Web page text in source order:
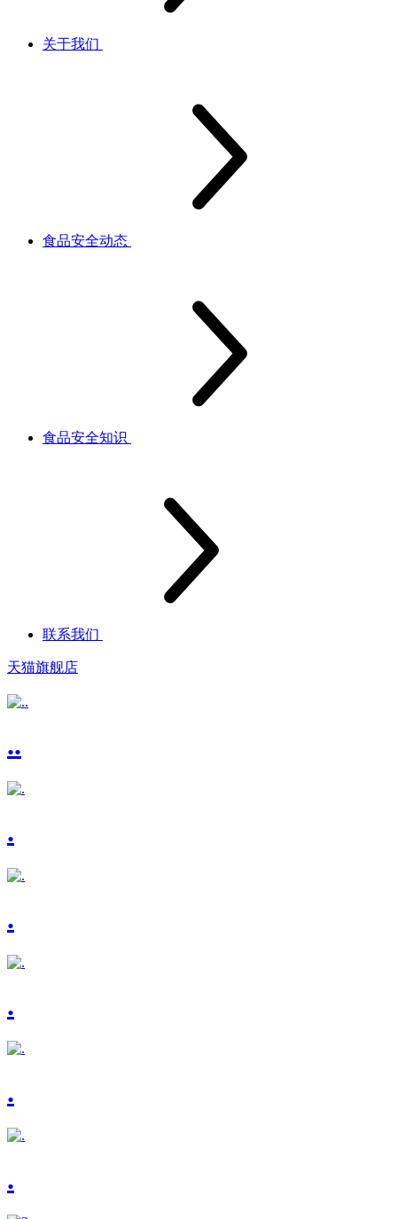
关于我们
食品安全动态
食品安全知识
联系我们
天猫旗舰店
..
.
.
.
.
.